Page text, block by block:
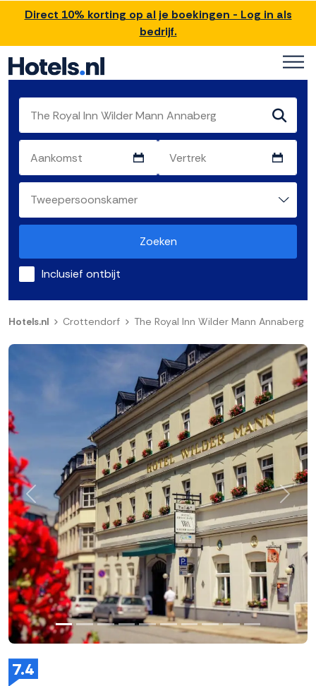
Direct 10% korting op al je boekingen - Log in als
bedrijf.
Zoeken
Inclusief ontbijt
Hotels.nl Crottendorf The Royal Inn Wilder Mann Annaberg
7.4